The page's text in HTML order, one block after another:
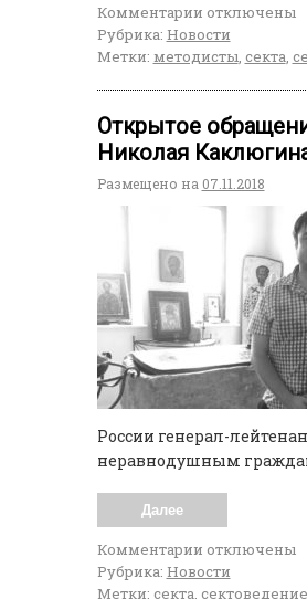
Комментарии отключены
Рубрика: Новости
Метки: методисты, секта,
Открытое
Николая
Размещено на 07.11.2018
России генерал-
неравнодушным
Далее
Комментарии отключены
Рубрика: Новости
Метки: секта, сектоведение